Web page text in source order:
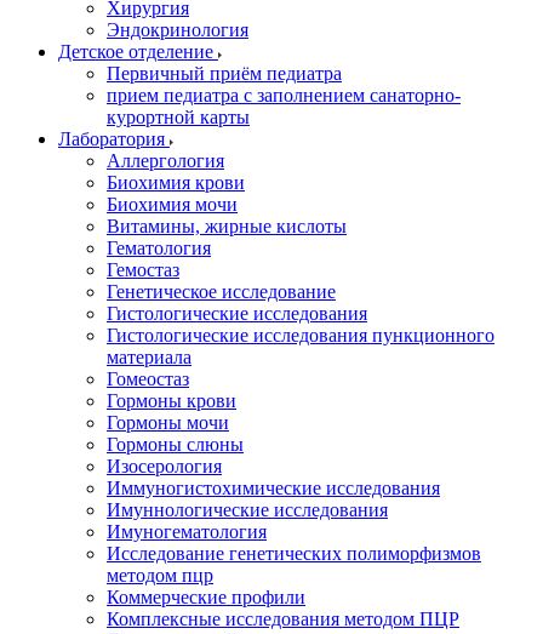
Хирургия
Эндокринология
Детское отделение
Первичный приём педиатра
прием педиатра с заполнением санаторно-
курортной карты
Лаборатория
Аллергология
Биохимия крови
Биохимия мочи
Витамины, жирные кислоты
Гематология
Гемостаз
Генетическое исследование
Гистологические исследования
Гистологические исследования пункционного
материала
Гомеостаз
Гормоны крови
Гормоны мочи
Гормоны слюны
Изосерология
Иммуногистохимические исследования
Имуннологические исследования
Имуногематология
Исследование генетических полиморфизмов
методом пцр
Коммерческие профили
Комплексные исследования методом ПЦР